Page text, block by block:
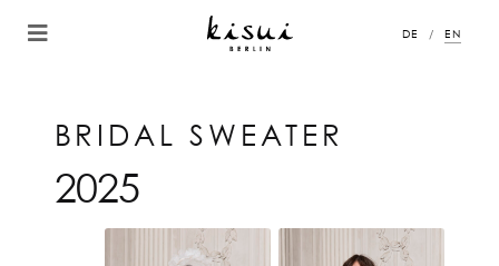
DE EN
BRIDAL SWEATER
2025